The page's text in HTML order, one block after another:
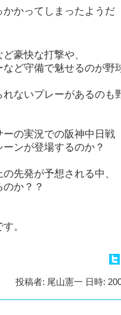
かかってしまったようだ
豪快な打撃や、
ど守備で魅せるのが野
れないプレーがあるのも
の実況での阪神中日戦
ンが登場するのか？
先発が予想される中、
か？？
。
投稿者: 尾山憲一 日時: